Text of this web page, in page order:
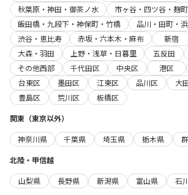
秋葉原・神田・御茶ノ水
市ヶ谷・四ツ谷・麹町
飯田橋・九段下・神保町・竹橋
品川・田町・
渋谷・恵比寿
赤坂・六本木・麻布 新宿
大森・羽田
上野・浅草・日暮里 五反田
その他西部
千代田区 中央区 港区
台東区
墨田区 江東区 品川区 大
豊島区
荒川区
板橋区
関東（東京以外）
神奈川県
千葉県 埼玉県 栃木県
北陸・甲信越
山梨県
長野県 新潟県 富山県
石